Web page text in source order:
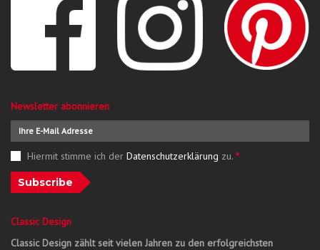
Newsletter abonnieren
Hiermit stimme ich der Datenschutzerklärung zu. *
Subscribe
Classic Design
Classic Design zählt seit vielen Jahren zu den erfolgreichsten